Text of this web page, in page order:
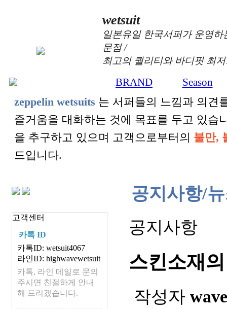
wetsuit
일본유일 한국서퍼가 운영
문점 /
최고의 퀄리티와 바디핏 최
+
BRAND
+
Season
zeppelin wetsuits 는 서퍼들의 느낌과 의견
즐거움을 대화하는 것에 목표를 두고 있
을 추구하고 있으며 고객으로부터의 불만,
드입니다.
고객센터
카톡 ID
카톡ID: wetsuit4067
라인ID: highwavewetsuit
카톡, 라인 메일로 문의
주시면 친절하게 안내
해 드리겠습니다.
공지사항/
공지사항
스킨소재
작성자 wave